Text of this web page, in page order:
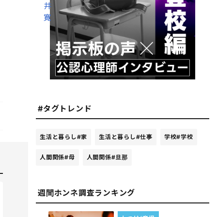
井
寛
#タグトレンド
生活と暮らし#家 生活と暮らし#仕事 学校#学校
人間関係#母 人間関係#旦那
週間ホンネ調査ランキング